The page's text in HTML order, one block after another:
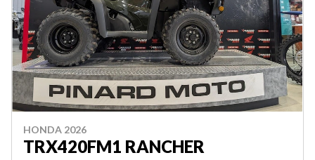
HONDA 2026
TRX420FM1 RANCHER